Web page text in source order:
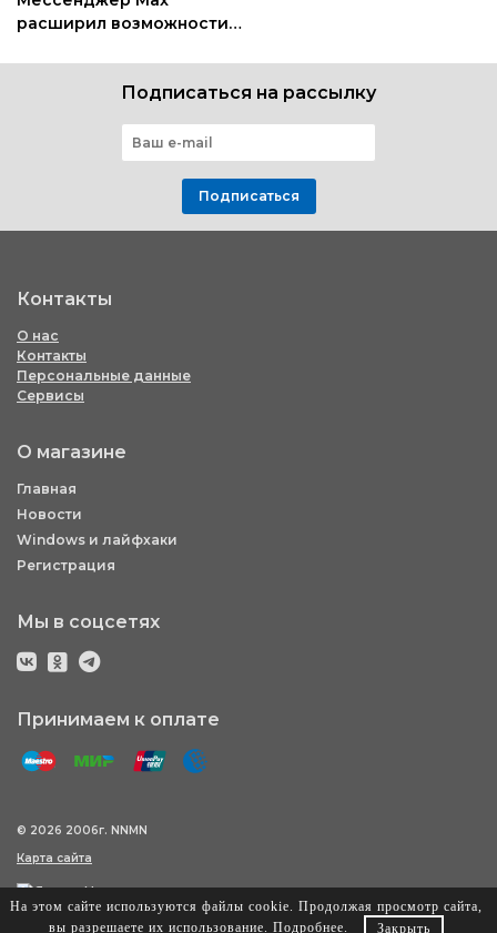
расширил возможности
пользователей СНГ
Подписаться на рассылку
Подписаться
Контакты
О нас
Контакты
Персональные данные
Сервисы
О магазине
Главная
Новости
Windows и лайфхаки
Регистрация
Мы в соцсетях
Принимаем к оплате
© 2026 2006г. NNMN
Карта сайта
На этом сайте используются файлы cookie. Продолжая просмотр сайта,
вы разрешаете их использование. Подробнее. Закрыть